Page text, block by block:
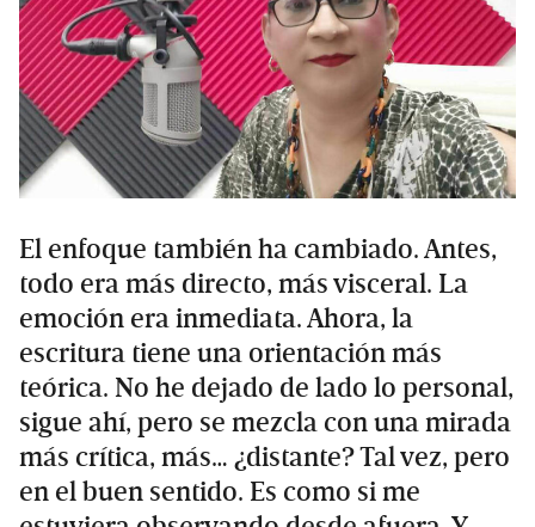
El enfoque también ha cambiado. Antes,
todo era más directo, más visceral. La
emoción era inmediata. Ahora, la
escritura tiene una orientación más
teórica. No he dejado de lado lo personal,
sigue ahí, pero se mezcla con una mirada
más crítica, más… ¿distante? Tal vez, pero
en el buen sentido. Es como si me